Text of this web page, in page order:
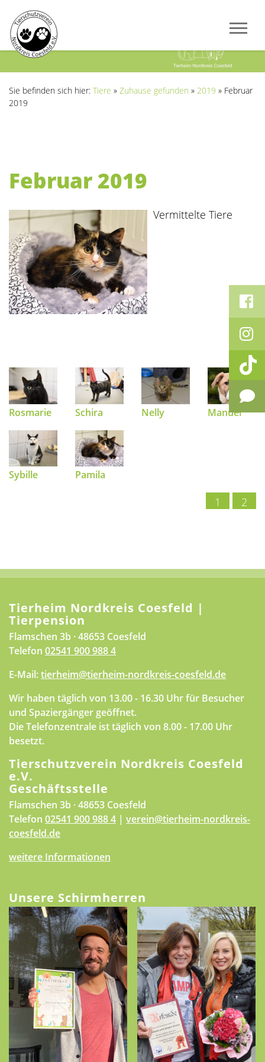
Sie befinden sich hier: Tiere » Zuhause gefunden » 2019 » Februar
2019
Februar 2019
Vermittelte Tiere
Rosmarie Schira Nelly Manuel
Sybille Pamila
1 2
Tierheim Nordkreis Coesfeld |
Tierpension
Flamschen 3b · 48653 Coesfeld
Telefon 02541 900 988 4
E-Mail:tierheim@tierheim-nordkreis-coesfeld.de
Wir haben täglich von 13.00 - 16.30 Uhr für Besucher
und Spaziergänger geöffnet.
Die Telefonzentrale ist täglich von 8.00 - 17.00 Uhr
besetzt.
Tierschutzverein Nordkreis Coesfeld
e.V.
Geschäftsstelle
Flamschen 3b · 48653 Coesfeld
Telefon 02541 900 988 4 | verein@tierheim-nordkreis-
coesfeld.de
weitere Informationen
Unsere Schirmherren